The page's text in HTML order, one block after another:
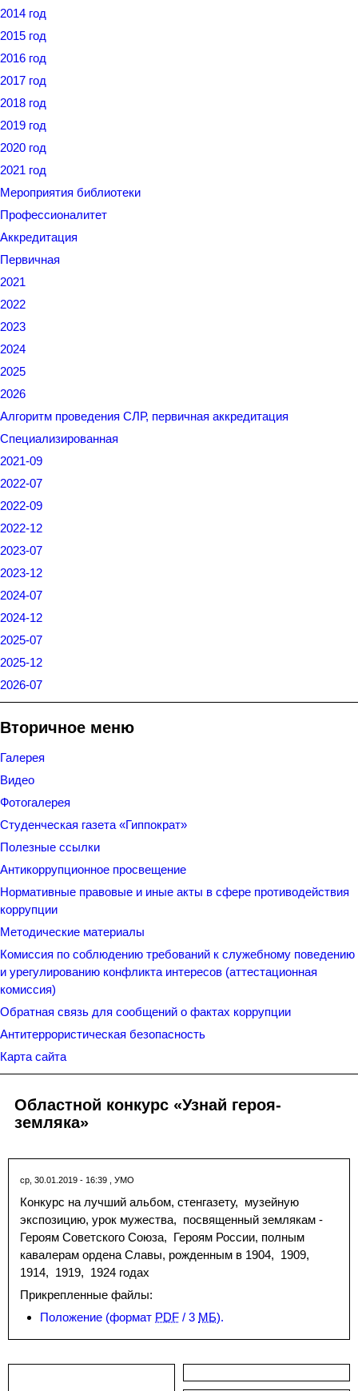
2014 год
2015 год
2016 год
2017 год
2018 год
2019 год
2020 год
2021 год
Мероприятия библиотеки
Профессионалитет
Аккредитация
Первичная
2021
2022
2023
2024
2025
2026
Алгоритм проведения СЛР, первичная аккредитация
Специализированная
2021-09
2022-07
2022-09
2022-12
2023-07
2023-12
2024-07
2024-12
2025-07
2025-12
2026-07
Вторичное меню
Галерея
Видео
Фотогалерея
Студенческая газета «Гиппократ»
Полезные ссылки
Антикоррупционное просвещение
Нормативные правовые и иные акты в сфере противодействия
коррупции
Методические материалы
Комиссия по соблюдению требований к служебному поведению
и урегулированию конфликта интересов (аттестационная
комиссия)
Обратная связь для сообщений о фактах коррупции
Антитеррористическая безопасность
Карта сайта
Областной конкурс «Узнай героя-
земляка»
ср, 30.01.2019 - 16:39 , УМО
Конкурс на лучший альбом, стенгазету, музейную
экспозицию, урок мужества, посвященный землякам -
Героям Советского Союза, Героям России, полным
кавалерам ордена Славы, рожденным в 1904, 1909,
1914, 1919, 1924 годах
Прикрепленные файлы:
Положение (формат PDF / 3 МБ).